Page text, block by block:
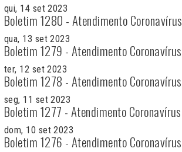
qui, 14 set 2023
Boletim 1280 - Atendimento Coronavírus
qua, 13 set 2023
Boletim 1279 - Atendimento Coronavírus
ter, 12 set 2023
Boletim 1278 - Atendimento Coronavírus
seg, 11 set 2023
Boletim 1277 - Atendimento Coronavírus
dom, 10 set 2023
Boletim 1276 - Atendimento Coronavírus